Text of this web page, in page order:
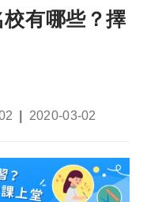
校有哪些？擇
Post
2020-03-02